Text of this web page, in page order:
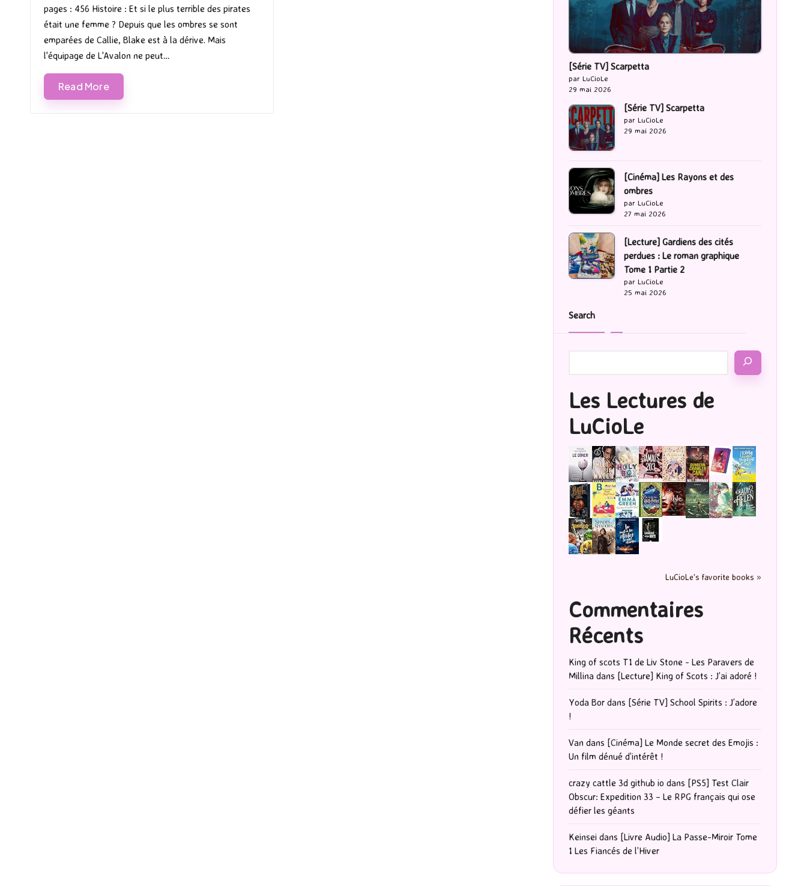
pages : 456 Histoire : Et si le plus terrible des pirates
était une femme ? Depuis que les ombres se sont
emparées de Callie, Blake est à la dérive. Mais
l'équipage de L'Avalon ne peut…
Read More
[Série TV] Scarpetta
par LuCioLe
29 mai 2026
[Série TV] Scarpetta
par LuCioLe
29 mai 2026
[Cinéma] Les Rayons et des
ombres
par LuCioLe
27 mai 2026
[Lecture] Gardiens des cités
perdues : Le roman graphique
Tome 1 Partie 2
par LuCioLe
25 mai 2026
Search
Les Lectures de
LuCioLe
LuCioLe's favorite books »
Commentaires
Récents
King of scots T1 de Liv Stone - Les Paravers de
Millinadans [Lecture] King of Scots : J’ai adoré !
Yoda Bordans [Série TV] School Spirits : J’adore
!
Van dans [Cinéma] Le Monde secret des Emojis :
Un film dénué d’intérêt !
crazy cattle 3d github io dans [PS5] Test Clair
Obscur: Expedition 33 – Le RPG français qui ose
défier les géants
Keinseidans [Livre Audio] La Passe-Miroir Tome
1 Les Fiancés de l’Hiver